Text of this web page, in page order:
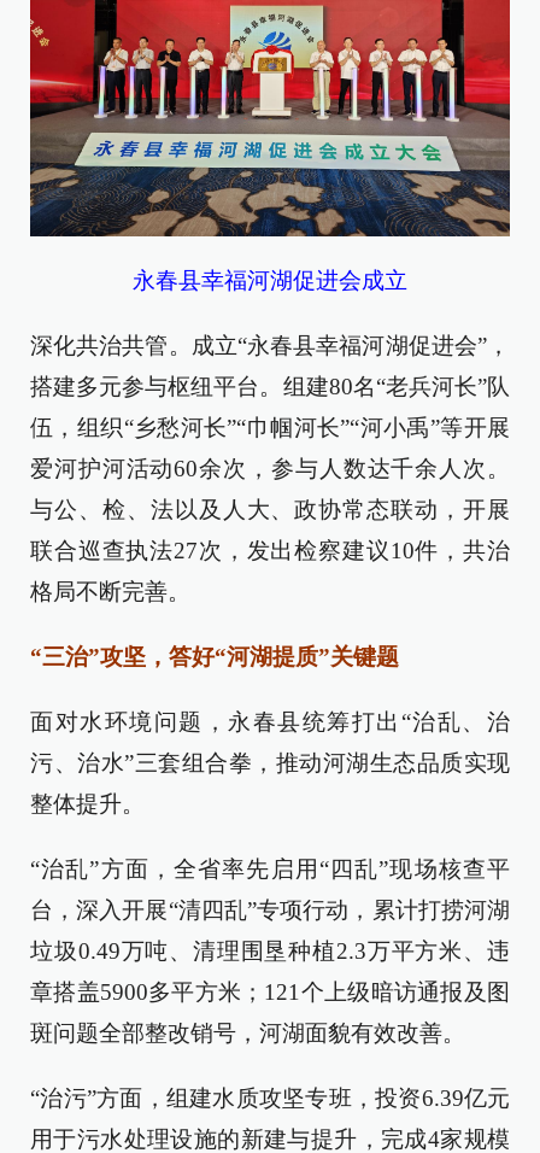
永春县幸福河湖促进会成立
深化共治共管。成立“永春县幸福河湖促进会”，
搭建多元参与枢纽平台。组建80名“老兵河长”队
伍，组织“乡愁河长”“巾帼河长”“河小禹”等开展
爱河护河活动60余次，参与人数达千余人次。
与公、检、法以及人大、政协常态联动，开展
联合巡查执法27次，发出检察建议10件，共治
格局不断完善。
“三治”攻坚，答好“河湖提质”关键题
面对水环境问题，永春县统筹打出“治乱、治
污、治水”三套组合拳，推动河湖生态品质实现
整体提升。
“治乱”方面，全省率先启用“四乱”现场核查平
台，深入开展“清四乱”专项行动，累计打捞河湖
垃圾0.49万吨、清理围垦种植2.3万平方米、违
章搭盖5900多平方米；121个上级暗访通报及图
斑问题全部整改销号，河湖面貌有效改善。
“治污”方面，组建水质攻坚专班，投资6.39亿元
用于污水处理设施的新建与提升，完成4家规模